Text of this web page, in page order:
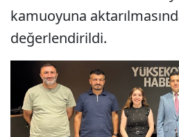
kamuoyuna
değerlendirildi.